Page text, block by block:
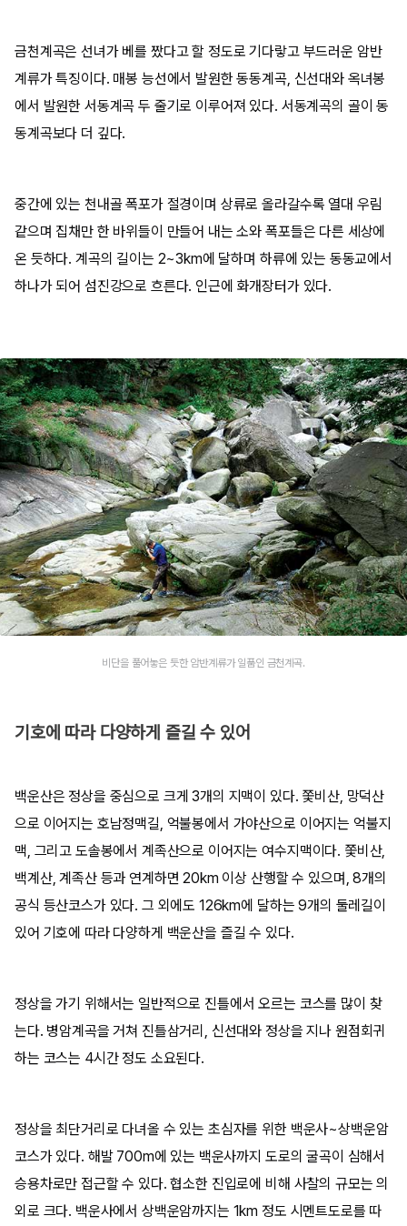
금천계곡은 선녀가 베를 짰다고 할 정도로 기다랗고 부드러운 암반
계류가 특징이다. 매봉 능선에서 발원한 동동계곡, 신선대와 옥녀봉
에서 발원한 서동계곡 두 줄기로 이루어져 있다. 서동계곡의 골이 동
동계곡보다 더 깊다.
중간에 있는 천내골 폭포가 절경이며 상류로 올라갈수록 열대 우림
같으며 집채만 한 바위들이 만들어 내는 소와 폭포들은 다른 세상에
온 듯하다. 계곡의 길이는 2~3km에 달하며 하류에 있는 동동교에서
하나가 되어 섬진강으로 흐른다. 인근에 화개장터가 있다.
비단을 풀어놓은 듯한 암반계류가 일품인 금천계곡.
기호에 따라 다양하게 즐길 수 있어
백운산은 정상을 중심으로 크게 3개의 지맥이 있다. 쫓비산, 망덕산
으로 이어지는 호남정맥길, 억불봉에서 가야산으로 이어지는 억불지
맥, 그리고 도솔봉에서 계족산으로 이어지는 여수지맥이다. 쫓비산,
백계산, 계족산 등과 연계하면 20km 이상 산행할 수 있으며, 8개의
공식 등산코스가 있다. 그 외에도 126km에 달하는 9개의 둘레길이
있어 기호에 따라 다양하게 백운산을 즐길 수 있다.
정상을 가기 위해서는 일반적으로 진틀에서 오르는 코스를 많이 찾
는다. 병암계곡을 거쳐 진틀삼거리, 신선대와 정상을 지나 원점회귀
하는 코스는 4시간 정도 소요된다.
정상을 최단거리로 다녀올 수 있는 초심자를 위한 백운사~상백운암
코스가 있다. 해발 700m에 있는 백운사까지 도로의 굴곡이 심해서
승용차로만 접근할 수 있다. 협소한 진입로에 비해 사찰의 규모는 의
외로 크다. 백운사에서 상백운암까지는 1km 정도 시멘트도로를 따